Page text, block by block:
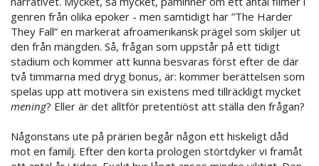
genren från olika epoker - men samtidigt har ”The Harder
They Fall” en markerat afroamerikansk prägel som skiljer ut
den från mängden. Så, frågan som uppstår på ett tidigt
stadium och kommer att kunna besvaras först efter de där
två timmarna med dryg bonus, är: kommer berättelsen som
spelas upp att motivera sin existens med tillräckligt mycket
mening? Eller är det alltför pretentiöst att ställa den frågan?
Någonstans ute på prärien begår någon ett hiskeligt dåd
mot en familj. Efter den korta prologen störtdyker vi framåt